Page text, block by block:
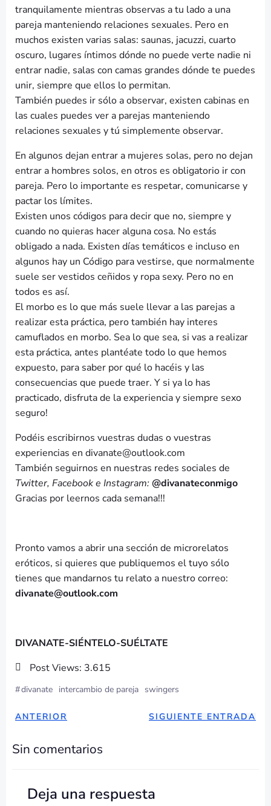
tranquilamente mientras observas a tu lado a una
pareja manteniendo relaciones sexuales. Pero en
muchos existen varias salas: saunas, jacuzzi, cuarto
oscuro, lugares íntimos dónde no puede verte nadie ni
entrar nadie, salas con camas grandes dónde te puedes
unir, siempre que ellos lo permitan.
También puedes ir sólo a observar, existen cabinas en
las cuales puedes ver a parejas manteniendo
relaciones sexuales y tú simplemente observar.
En algunos dejan entrar a mujeres solas, pero no dejan
entrar a hombres solos, en otros es obligatorio ir con
pareja. Pero lo importante es respetar, comunicarse y
pactar los límites.
Existen unos códigos para decir que no, siempre y
cuando no quieras hacer alguna cosa. No estás
obligado a nada. Existen días temáticos e incluso en
algunos hay un Código para vestirse, que normalmente
suele ser vestidos ceñidos y ropa sexy. Pero no en
todos es así.
El morbo es lo que más suele llevar a las parejas a
realizar esta práctica, pero también hay interes
camuflados en morbo. Sea lo que sea, si vas a realizar
esta práctica, antes plantéate todo lo que hemos
expuesto, para saber por qué lo hacéis y las
consecuencias que puede traer. Y si ya lo has
practicado, disfruta de la experiencia y siempre sexo
seguro!
Podéis escribirnos vuestras dudas o vuestras
experiencias en divanate@outlook.com
También seguirnos en nuestras redes sociales de
Twitter, Facebook e Instagram:@divanateconmigo
Gracias por leernos cada semana!!!
Pronto vamos a abrir una sección de microrelatos
eróticos, si quieres que publiquemos el tuyo sólo
tienes que mandarnos tu relato a nuestro correo:
divanate@outlook.com
DIVANATE-SIÉNTELO-SUÉLTATE
Post Views: 3.615
#divanate intercambio de pareja swingers
NAVEGACIÓN
DE
ANTERIOR SIGUIENTE ENTRADA
Sin comentarios
Deja una respuesta